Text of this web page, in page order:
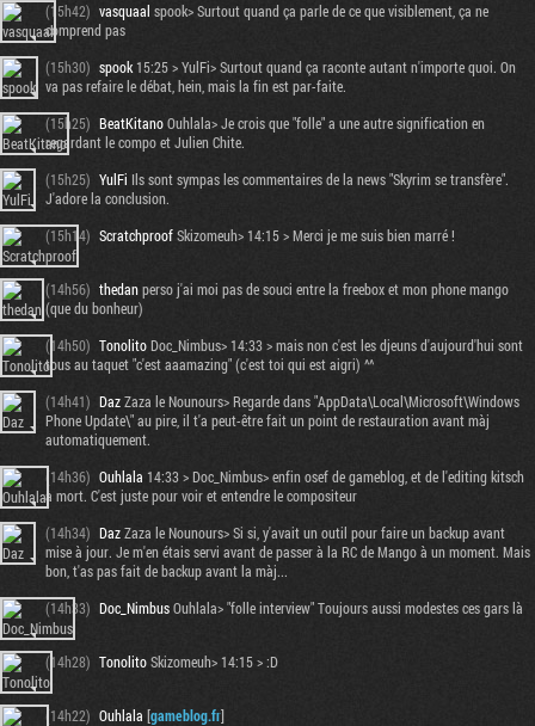
(15h42) vasquaal spook> Surtout quand ça parle de ce que visiblement, ça ne
comprend pas
(15h30) spook 15:25 > YulFi> Surtout quand ça raconte autant n'importe quoi. On
va pas refaire le débat, hein, mais la fin est par-faite.
(15h25) BeatKitanoOuhlala> Je crois que "folle" a une autre signification en
regardant le compo et Julien Chite.
(15h25) YulFi Ils sont sympas les commentaires de la news "Skyrim se transfère".
J'adore la conclusion.
(15h14) ScratchproofSkizomeuh> 14:15 > Merci je me suis bien marré !
(14h56) thedanperso j'ai moi pas de souci entre la freebox et mon phone mango
(que du bonheur)
(14h50) TonolitoDoc_Nimbus> 14:33 > mais non c'est les djeuns d'aujourd'hui sont
tous au taquet "c'est aaamazing" (c'est toi qui est aigri) ^^
(14h41) DazZaza le Nounours> Regarde dans "AppData\Local\Microsoft\Windows
Phone Update\" au pire, il t'a peut-être fait un point de restauration avant màj
automatiquement.
(14h36) Ouhlala 14:33 > Doc_Nimbus> enfin osef de gameblog, et de l'editing kitsch
à mort. C'est juste pour voir et entendre le compositeur
(14h34) DazZaza le Nounours> Si si, y'avait un outil pour faire un backup avant
mise à jour. Je m'en étais servi avant de passer à la RC de Mango à un moment. Mais
bon, t'as pas fait de backup avant la màj...
(14h33) Doc_NimbusOuhlala> "folle interview" Toujours aussi modestes ces gars là
(14h28) TonolitoSkizomeuh> 14:15 > :D
(14h22) Ouhlala [gameblog.fr]